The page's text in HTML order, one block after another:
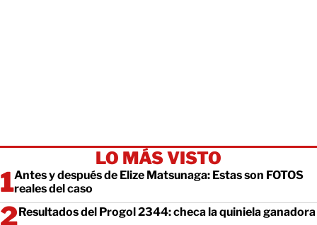
LO MÁS VISTO
Antes y después de Elize Matsunaga: Estas son FOTOS
reales del caso
Resultados del Progol 2344: checa la quiniela ganadora